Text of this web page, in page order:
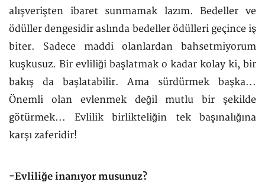
alışverişten ibaret sunmamak lazım. Bedeller ve
ödüller dengesidir aslında bedeller ödülleri geçince iş
biter. Sadece maddi olanlardan bahsetmiyorum
kuşkusuz. Bir evliliği başlatmak o kadar kolay ki, bir
bakış da başlatabilir. Ama sürdürmek başka...
Önemli olan evlenmek değil mutlu bir şekilde
götürmek... Evlilik birlikteliğin tek başınalığına
karşı zaferidir!
-Evliliğe inanıyor musunuz?